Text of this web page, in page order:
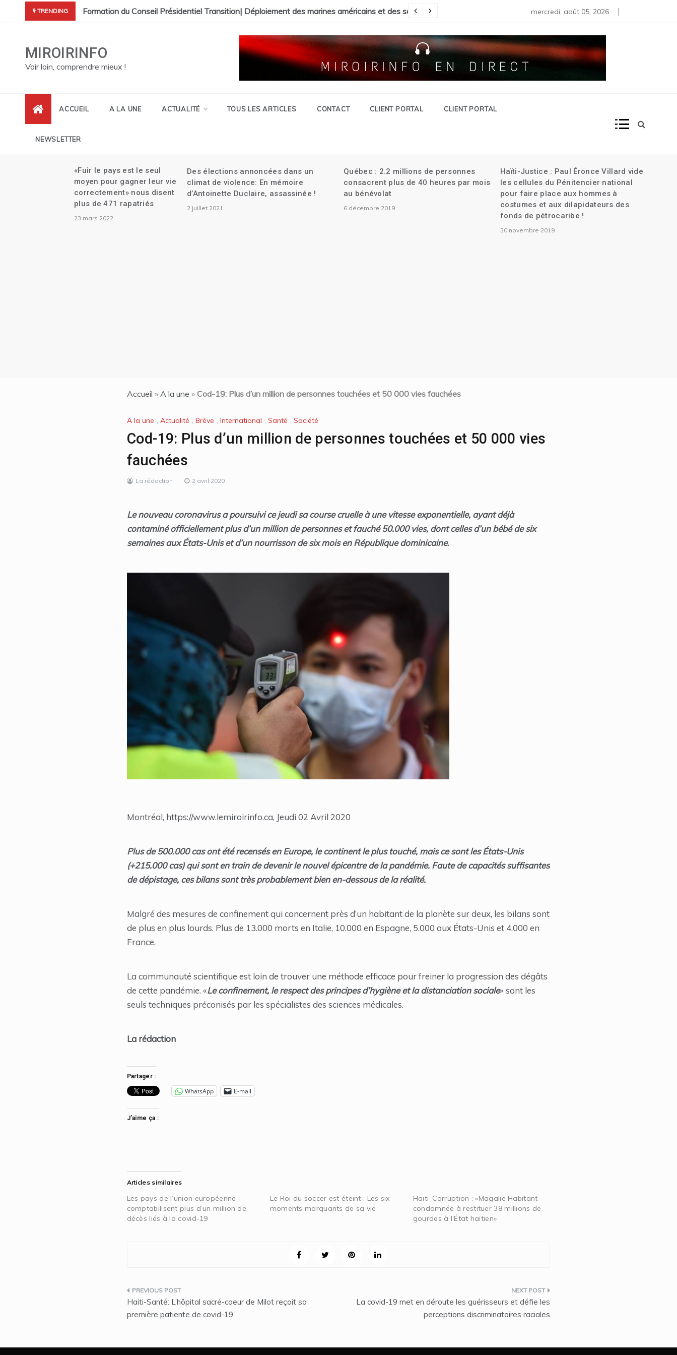
TRENDING
leur représentant au CEP.
démission| Le Canada se réjouit de l’investiture du Conseil Présidentiel| La Faculté de Médecine vandalisée.
Formation du Conseil Présidentiel Transition| Déploiement des marines américains et des soldats canadiens en Haïti| L’attaque contre la banque Centrale| Plus de
Martine renvoyée au Tribunal criminel dans l’assassinat de
mercredi, août 05, 2026
MIROIRINFO
Voir loin, comprendre mieux !
ACCUEIL A LA UNE ACTUALITÉ TOUS LES ARTICLES CONTACT CLIENT PORTAL CLIENT PORTAL
NEWSLETTER
«Fuir le pays est le seul
moyen pour gagner leur vie
correctement» nous disent
plus de 471 rapatriés
23 mars 2022
Des élections annoncées dans un
climat de violence: En mémoire
d’Antoinette Duclaire, assassinée !
2 juillet 2021
Québec : 2.2 millions de personnes
consacrent plus de 40 heures par mois
au bénévolat
6 décembre 2019
Haïti-Justice : Paul Éronce Villard vide
les cellules du Pénitencier national
pour faire place aux hommes à
costumes et aux dilapidateurs des
fonds de pétrocaribe !
30 novembre 2019
Accueil » A la une » Cod-19: Plus d’un million de personnes touchées et 50 000 vies fauchées
A la une , Actualité , Brève , International , Santé , Société
Cod-19: Plus d’un million de personnes touchées et 50 000 vies
fauchées
La rédaction 2 avril 2020
Le nouveau coronavirus a poursuivi ce jeudi sa course cruelle à une vitesse exponentielle, ayant déjà
contaminé officiellement plus d’un million de personnes et fauché 50.000 vies, dont celles d’un bébé de six
semaines aux États-Unis et d’un nourrisson de six mois en République dominicaine.
Montréal, https://www.lemiroirinfo.ca, Jeudi 02 Avril 2020
Plus de 500.000 cas ont été recensés en Europe, le continent le plus touché, mais ce sont les États-Unis
(+215.000 cas) qui sont en train de devenir le nouvel épicentre de la pandémie. Faute de capacités suffisantes
de dépistage, ces bilans sont très probablement bien en-dessous de la réalité.
Malgré des mesures de confinement qui concernent près d’un habitant de la planète sur deux, les bilans sont
de plus en plus lourds. Plus de 13.000 morts en Italie, 10.000 en Espagne, 5.000 aux États-Unis et 4.000 en
France.
La communauté scientifique est loin de trouver une méthode efficace pour freiner la progression des dégâts
de cette pandémie. «Le confinement, le respect des principes d’hygiène et la distanciation sociale» sont les
seuls techniques préconisés par les spécialistes des sciences médicales.
La rédaction
Partager :
WhatsApp E-mail
J’aime ça :
Articles similaires
Les pays de l’union européenne
comptabilisent plus d’un million de
décès liés à la covid-19
Le Roi du soccer est éteint : Les six
moments marquants de sa vie
Haïti-Corruption : «Magalie Habitant
condamnée à restituer 38 millions de
gourdes à l’État haïtien»
Navigation
de
Haiti-Santé: L’hôpital sacré-coeur de Milot reçoit sa
première patiente de covid-19
La covid-19 met en déroute les guérisseurs et défie les
perceptions discriminatoires raciales